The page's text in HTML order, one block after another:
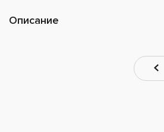
Описание